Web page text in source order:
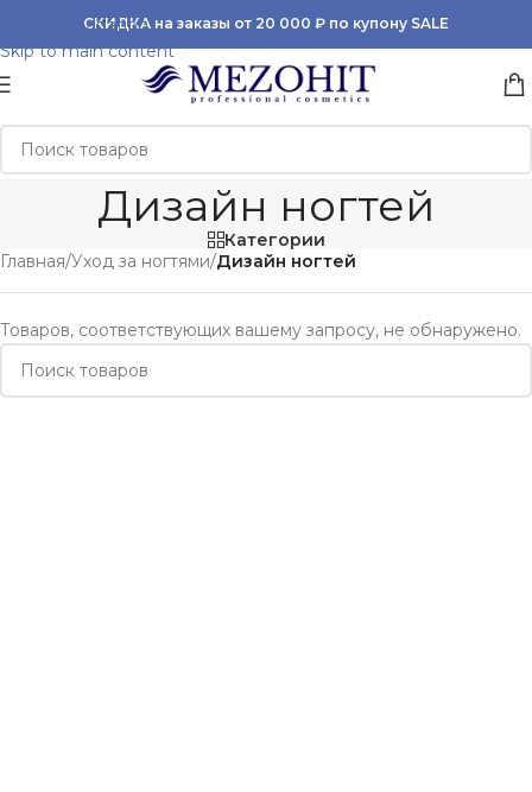
Skip to navigation
Skip to main content
СКИДКА на заказы от 20 000 ₽ по купону SALE
Дизайн ногтей
Категории
Главная/Уход за ногтями/Дизайн ногтей
Товаров, соответствующих вашему запросу, не обнаружено.